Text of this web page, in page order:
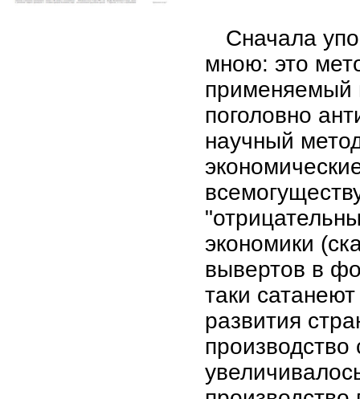
Сначала
мною: это
применяемый
поголовно
научный
экономики
вывертов в
таки
развития
производство